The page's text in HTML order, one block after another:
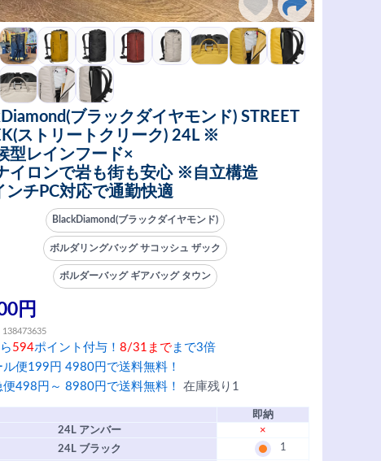
ブラックダイヤモンド) STREET
ストリートクリーク) 24L ※
型レインフード×
イロンで岩も街も安心 ※自立構造
ンチPC対応で通勤快適
BlackDiamond(ブラックダイヤモンド)
ボルダリングバッグ サコッシュ ザック
ボルダーバッグ ギアバッグ タウン
円
138473635
594ポイント付与！ 8/31まで まで3倍
ル便199円 4980円で送料無料！
便498円～ 8980円で送料無料！ 在庫残り1
即納
24L アンバー
×
24L ブラック
1